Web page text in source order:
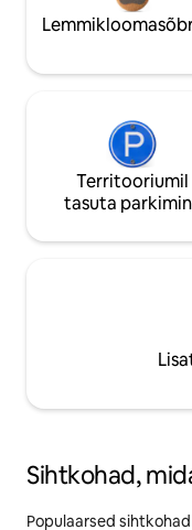
Territooriumil
tasuta
Sihtkohad,
Populaarsed